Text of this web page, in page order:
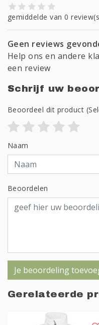
gemiddelde van 0
Geen reviews
Help ons en andere
een review
Schrijf uw
Beoordeel dit product
Naam
Beoordelen
Je beoordeling
Gerelateerde